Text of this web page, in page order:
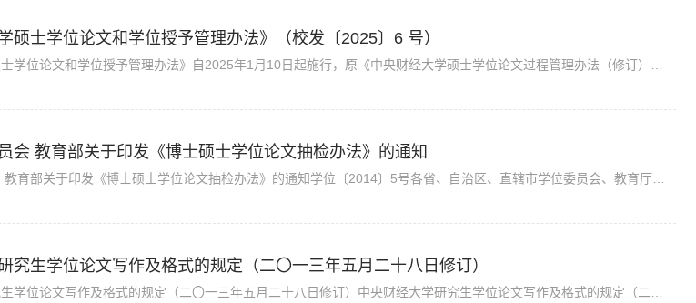
硕士学位论文和学位授予管理办法》（校发〔2025〕6 号）
会 教育部关于印发《博士硕士学位论文抽检办法》的通知
究生学位论文写作及格式的规定（二〇一三年五月二十八日修订）